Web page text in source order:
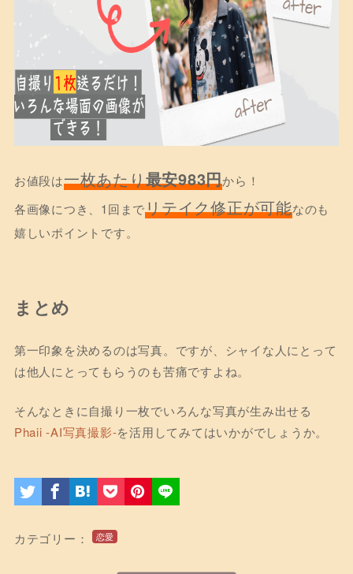
お値段は一枚あたり最安983円から！
各画像につき、1回までリテイク修正が可能なのも
嬉しいポイントです。
まとめ
第一印象を決めるのは写真。ですが、シャイな人にとって
は他人にとってもらうのも苦痛ですよね。
そんなときに自撮り一枚でいろんな写真が生み出せる
Phaii -AI写真撮影-を活用してみてはいかがでしょうか。
カテゴリー： 恋愛